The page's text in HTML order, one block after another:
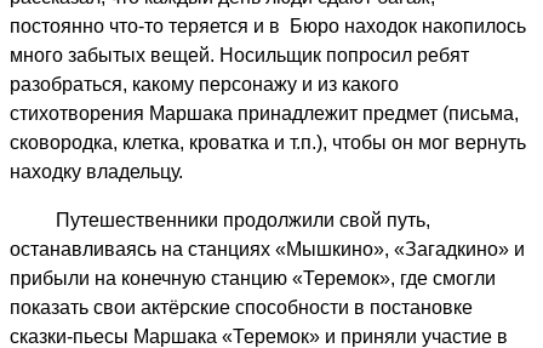
постоянно что-то теряется и в Бюро находок накопилось
много забытых вещей. Носильщик попросил ребят
разобраться, какому персонажу и из какого
стихотворения Маршака принадлежит предмет (письма,
сковородка, клетка, кроватка и т.п.), чтобы он мог вернуть
находку владельцу.
Путешественники продолжили свой путь,
останавливаясь на станциях «Мышкино», «Загадкино» и
прибыли на конечную станцию «Теремок», где смогли
показать свои актёрские способности в постановке
сказки-пьесы Маршака «Теремок» и приняли участие в
Ведущая
праздника,
заведующая
библиотекой
Т.К.Кондрашова,
рассказала
юным
читателям
жизни
творчестве